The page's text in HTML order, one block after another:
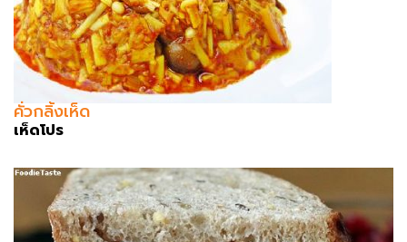
คั่วกลิ้งเห็ด
เห็ดโปร